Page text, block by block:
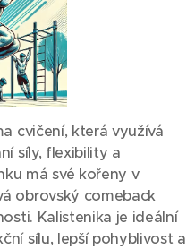
cvičení, která využívá
síly, flexibility a
má své kořeny v
obrovský comeback
Kalistenika je ideální
sílu, lepší pohyblivost a